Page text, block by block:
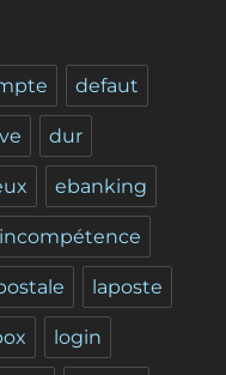
defaut
dur
ebanking
incompétence
laposte
login